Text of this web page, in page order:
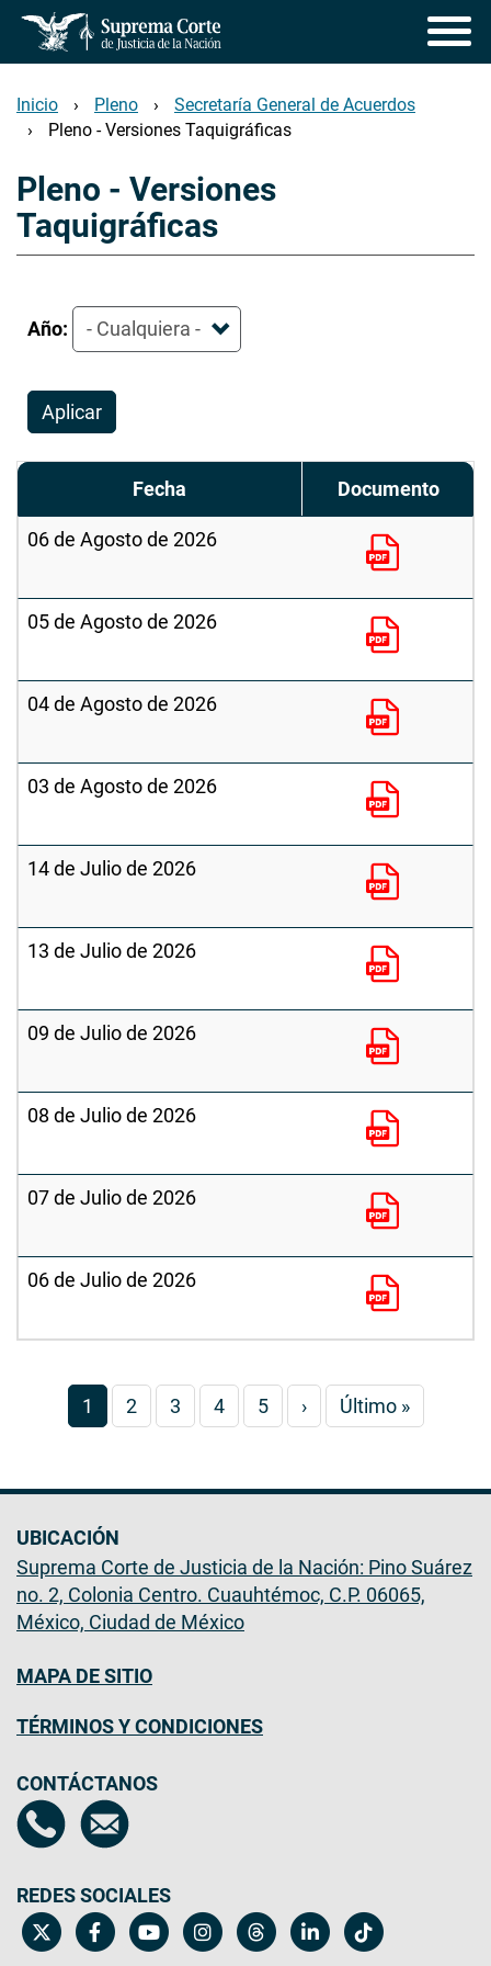
Pasar
contenido
principal
Inicio Pleno
Secretaría General de Acuerdos
Pleno - Versiones Taquigráficas
Pleno - Versiones
Taquigráficas
Año:
Aplicar
Fecha Documento
06 de Agosto de 2026
05 de Agosto de 2026
04 de Agosto de 2026
03 de Agosto de 2026
14 de Julio de 2026
13 de Julio de 2026
09 de Julio de 2026
08 de Julio de 2026
07 de Julio de 2026
06 de Julio de 2026
Página
actual
1 Página
2 Página
3 Página
4 Página
5
Siguiente
página
›
Última
página
Último »
UBICACIÓN
Suprema Corte de Justicia de la Nación: Pino Suárez
no. 2, Colonia Centro. Cuauhtémoc, C.P. 06065,
México, Ciudad de México
MAPA DE SITIO
TÉRMINOS Y CONDICIONES
CONTÁCTANOS
REDES SOCIALES